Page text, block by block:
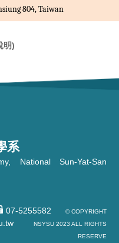
804, Taiwan
明)
系
National Sun-Yat-San
07-5255582
© COPYRIGHT
NSYSU 2023 ALL RIGHTS
RESERVE